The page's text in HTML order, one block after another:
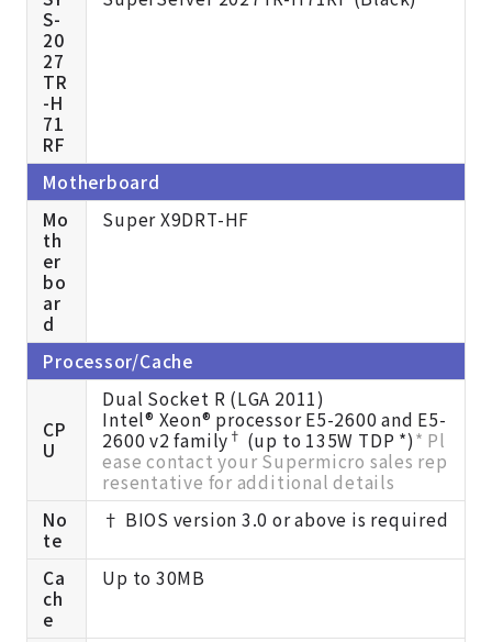
S-
20
27
TR
-H
71
RF
Motherboard
Mo
th
er
bo
ar
d
Super X9DRT-HF
Processor/Cache
CP
U
Dual Socket R (LGA 2011)
Intel® Xeon® processor E5-2600 and E5-
2600 v2 family † (up to 135W TDP *)* Pl
ease contact your Supermicro sales rep
resentative for additional details
No
te
† BIOS version 3.0 or above is required
Ca
ch
e
Up to 30MB